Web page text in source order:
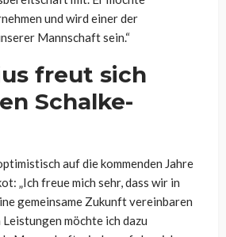
und wird einer der
Mannschaft sein.“
freut sich
Schalke-
auf die kommenden Jahre
„Ich freue mich sehr, dass wir in
gemeinsame Zukunft vereinbaren
möchte ich dazu